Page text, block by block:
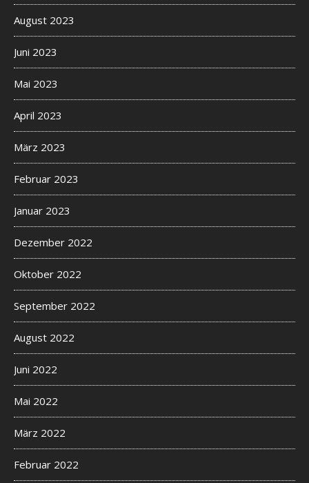
August 2023
Juni 2023
Mai 2023
April 2023
März 2023
Februar 2023
Januar 2023
Dezember 2022
Oktober 2022
September 2022
August 2022
Juni 2022
Mai 2022
März 2022
Februar 2022